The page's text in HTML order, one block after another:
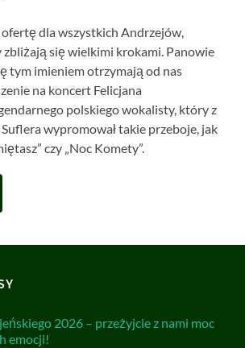
dla wszystkich Andrzejów,
się wielkimi krokami. Panowie
tym imieniem otrzymają od nas
na koncert Felicjana
polskiego wokalisty, który z
Suflera wypromował takie przeboje, jak
czy „Noc Komety”.
2026 – przeżyjcie z nami moc
emocji!